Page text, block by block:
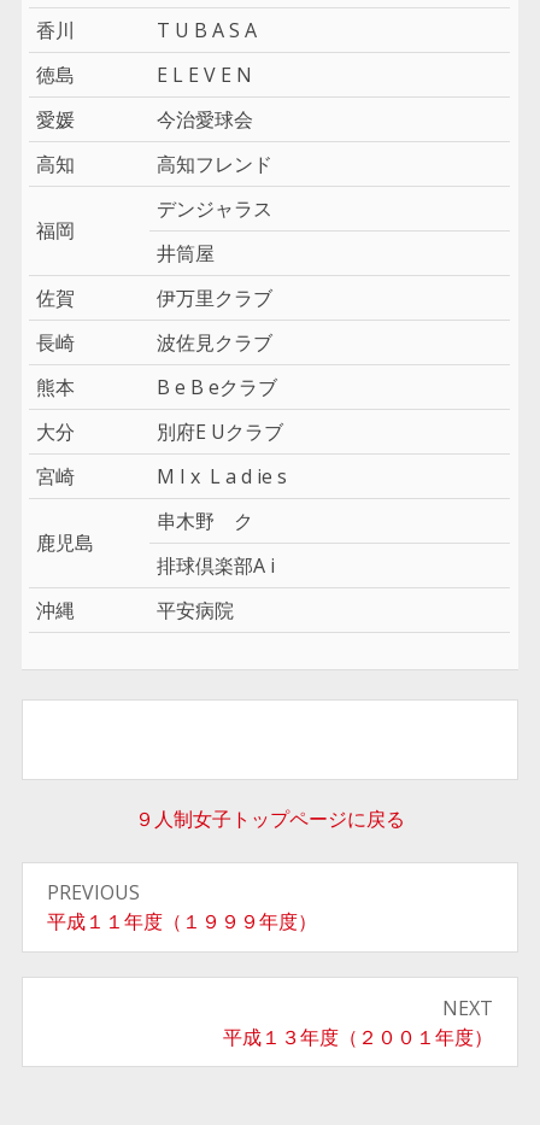
香川
T U B A S A
徳島
E L E V E N
愛媛
今治愛球会
高知
高知フレンド
福岡
デンジャラス
井筒屋
佐賀
伊万里クラブ
長崎
波佐見クラブ
熊本
B e B eクラブ
大分
別府E Uクラブ
宮崎
M I x L a d ie s
鹿児島
串木野 ク
排球倶楽部A i
沖縄
平安病院
９人制女子トップページに戻る
投
稿
ナ
ゲ
PREVIOUS
Previous
post:
平成１１年度（１９９９年度）
NEXT
Next
post:
平成１３年度（２００１年度）